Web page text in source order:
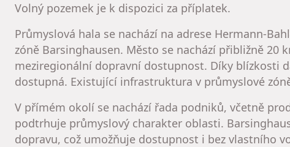
Volný pozemek je k dispozici za příplatek.
Průmyslová hala se nachází na adrese Hermann-
zóně Barsinghausen. Město se nachází přibližně 20
meziregionální dopravní dostupnost. Díky blízkosti
dostupná. Existující infrastruktura v průmyslové
V přímém okolí se nachází řada podniků, včetně
podtrhuje průmyslový charakter oblasti.
dopravu, což umožňuje dostupnost i bez vlastního